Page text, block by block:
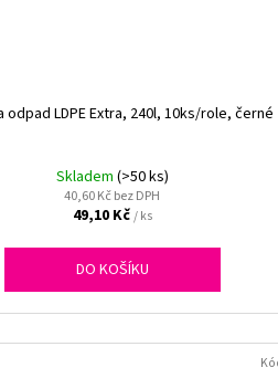
odpad LDPE Extra, 240l, 10ks/role, černé
Skladem (>50 ks)
40,60 Kč bez DPH
49,10 Kč/ ks
DO KOŠÍKU